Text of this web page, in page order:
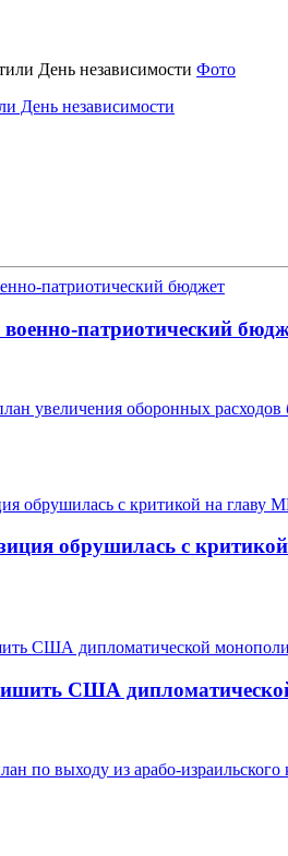
Фото
День независимости
патриотический
увеличения оборонных расходов
обрушилась с
США
по выходу из арабо-израильского